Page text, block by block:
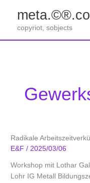
springencopyriot, sobjects
Radikale
E&F/ 2025/03/06
Workshop mit Lothar
Lohr IG Metall